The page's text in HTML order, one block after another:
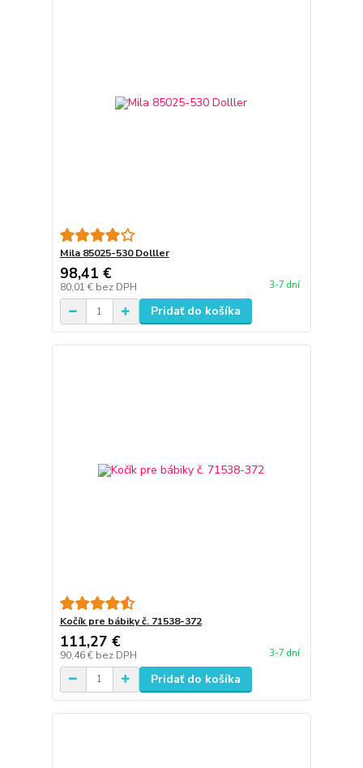
Mila 85025-530 Dolller
98,41 €
80,01 € bez DPH 3-7 dní
Pridať do košíka
Kočík pre bábiky č. 71538-372
111,27 €
90,46 € bez DPH 3-7 dní
Pridať do košíka